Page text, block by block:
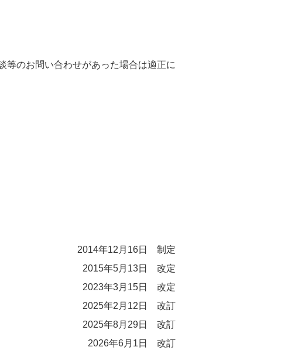
等のお問い合わせがあった場合は適正に
2014年12月16日 制定
2015年5月13日 改定
2023年3月15日 改定
2025年2月12日 改訂
2025年8月29日 改訂
2026年6月1日 改訂